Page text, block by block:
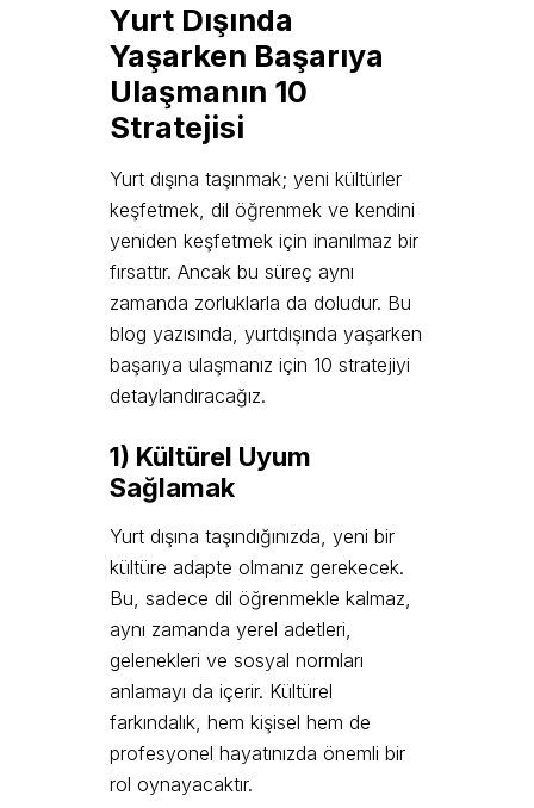
Yurt Dışında
Yaşarken Başarıya
Ulaşmanın 10
Stratejisi
Yurt dışına taşınmak; yeni kültürler
keşfetmek, dil öğrenmek ve kendini
yeniden keşfetmek için inanılmaz bir
fırsattır. Ancak bu süreç aynı
zamanda zorluklarla da doludur. Bu
blog yazısında, yurtdışında yaşarken
başarıya ulaşmanız için 10 stratejiyi
detaylandıracağız.
1) Kültürel Uyum
Sağlamak
Yurt dışına taşındığınızda, yeni bir
kültüre adapte olmanız gerekecek.
Bu, sadece dil öğrenmekle kalmaz,
aynı zamanda yerel adetleri,
gelenekleri ve sosyal normları
anlamayı da içerir. Kültürel
farkındalık, hem kişisel hem de
profesyonel hayatınızda önemli bir
rol oynayacaktır.